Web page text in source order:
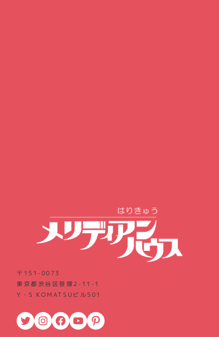
〒151-0073
東京都渋谷区笹塚2-11-1
Y・S KOMATSUビル501
Twitter Instagram Facebook YouTube Pinterest